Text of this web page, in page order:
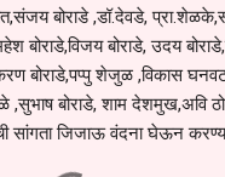
बोराडे ,डॉ.देवडे,
बोराडे,विजय बोराडे, उदय
बोराडे,पप्पु शेजुळ ,विकास
,सुभाष बोराडे, शाम देशमुख,अवि
सांगता जिजाऊ वंदना घेऊन